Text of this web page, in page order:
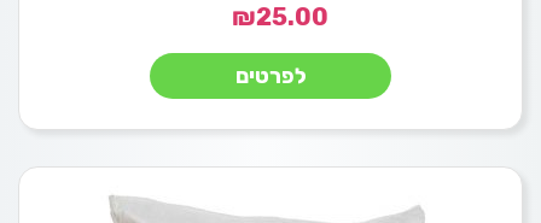
₪25.00
לפרטים